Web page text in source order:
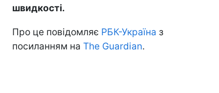
швидкості.
Про це повідомляє РБК-Україна з
посиланням на The Guardian.